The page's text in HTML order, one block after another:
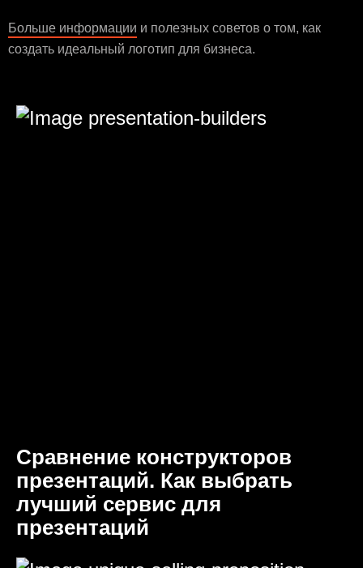
Больше информации и полезных советов о том, как
создать идеальный логотип для бизнеса.
Сравнение конструкторов
презентаций. Как выбрать
лучший сервис для
презентаций